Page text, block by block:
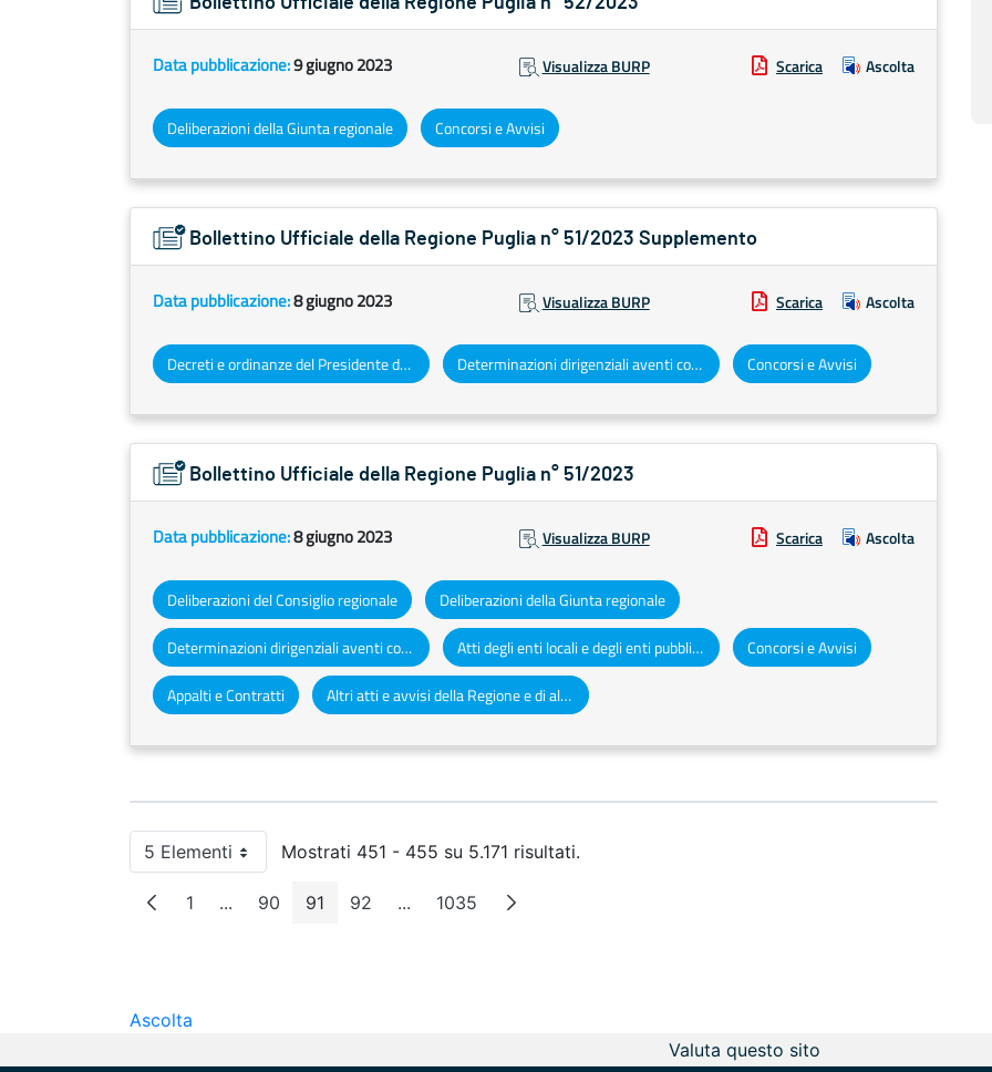
Data pubblicazione:9 giugno 2023 Visualizza BURP Scarica Ascolta
Deliberazioni della Giunta regionale Concorsi e Avvisi
Bollettino Ufficiale della Regione Puglia n° 51/2023 Supplemento
Data pubblicazione:8 giugno 2023 Visualizza BURP Scarica Ascolta
Decreti e ordinanze del Presidente della Giunta regionale Determinazioni dirigenziali aventi contenuto di interesse generale Concorsi e Avvisi
Bollettino Ufficiale della Regione Puglia n° 51/2023
Data pubblicazione:8 giugno 2023 Visualizza BURP Scarica Ascolta
Deliberazioni del Consiglio regionale Deliberazioni della Giunta regionale
Determinazioni dirigenziali aventi contenuto di interesse generale Atti degli enti locali e degli enti pubblici e privati Concorsi e Avvisi
Appalti e Contratti Altri atti e avvisi della Regione e di altri enti pubblici che interessano la collettività regionale
5 ElementiPer paginaMostrati 451 - 455 su 5.171 risultati.
Pagina
1 ...Pagine intermedie
Pagina
90 Pagina
91 Pagina
92 ...Pagine intermedie
Pagina
1035
Ascolta
Valuta questo sito